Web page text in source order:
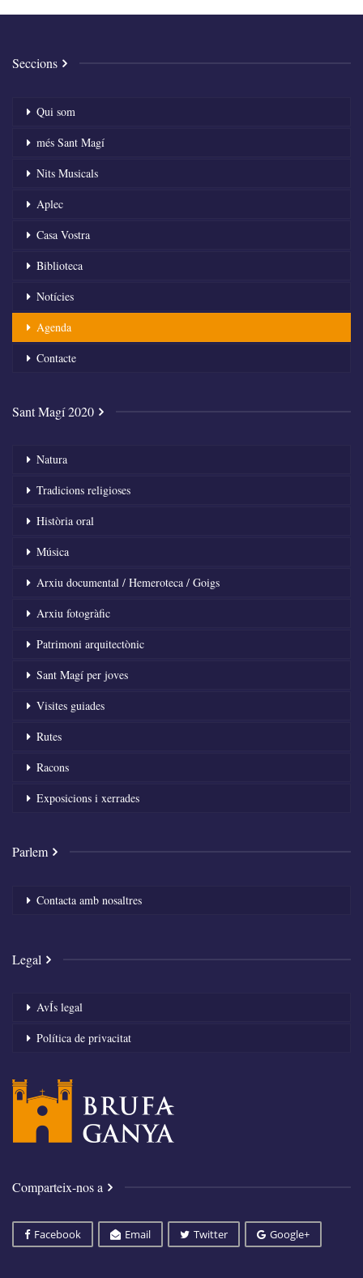
Seccions
Qui som
més Sant Magí
Nits Musicals
Aplec
Casa Vostra
Biblioteca
Notícies
Agenda
Contacte
Sant Magí 2020
Natura
Tradicions religioses
Història oral
Música
Arxiu documental / Hemeroteca / Goigs
Arxiu fotogràfic
Patrimoni arquitectònic
Sant Magí per joves
Visites guiades
Rutes
Racons
Exposicions i xerrades
Parlem
Contacta amb nosaltres
Legal
AvÍs legal
Política de privacitat
Comparteix-nos a
Facebook Email Twitter Google+